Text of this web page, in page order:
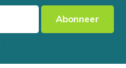
Abonneer